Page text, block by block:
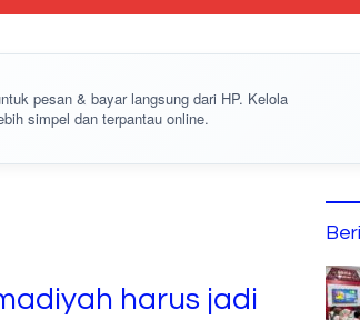
pesan & bayar langsung dari HP. Kelola
simpel dan terpantau online.
harus jadi